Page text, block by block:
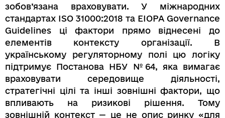
зобов’язана враховувати. У міжнародних
стандартах ISO 31000:2018 та EIOPA Governance
Guidelines ці фактори прямо віднесені до
елементів контексту організації. В
українському регуляторному полі цю логіку
підтримує Постанова НБУ №64, яка вимагає
враховувати середовище діяльності,
стратегічні цілі та інші зовнішні фактори, що
впливають на ризикові рішення. Тому
зовнішній контекст — це не опис ринку «для